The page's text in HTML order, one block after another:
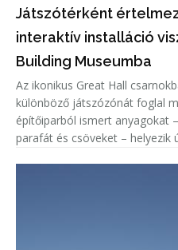
Játszótérként
interaktív installáció
Building Museumba
Az ikonikus Great Hall
különböző játszózónát foglal
építőiparból ismert anyagokat
parafát és csöveket – helyezik